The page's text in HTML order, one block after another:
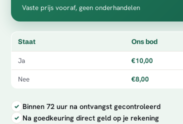
Vaste prijs vooraf, geen onderhandelen
Staat Ons bod
Ja €10,00
Nee €8,00
Binnen 72 uur na ontvangst gecontroleerd
Na goedkeuring direct geld op je rekening